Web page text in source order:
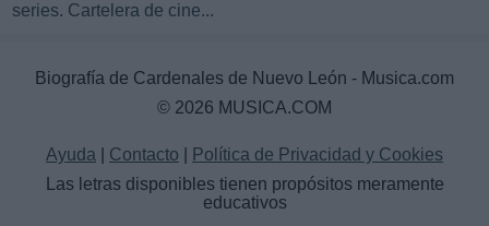
series. Cartelera de cine...
Biografía de Cardenales de Nuevo León - Musica.com
© 2026 MUSICA.COM
Ayuda Contacto
Política de Privacidad y Cookies
Las letras disponibles tienen propósitos meramente
educativos